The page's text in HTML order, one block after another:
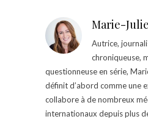
Marie-
Autrice,
chroniqueuse,
questionneuse en série,
définit d’abord comme une
collabore à de nombreux
internationaux depuis plus